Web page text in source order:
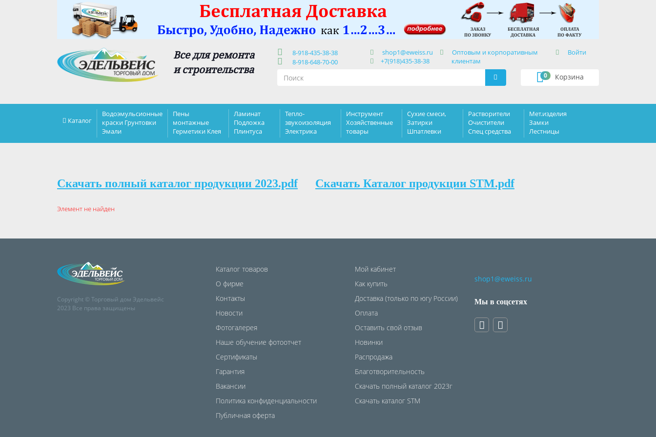
Все для ремонта
и строительства
8-918-435-38-38
8-918-648-70-00
shop1@eweiss.ru
+7(918)435-38-38
Оптовым и корпоративным
клиентам
Войти
Корзина
0
Каталог
Водоэмульсионные
краски Грунтовки
Эмали
Пены
монтажные
Герметики Клея
Ламинат
Подложка
Плинтуса
Тепло-
звукоизоляция
Электрика
Инструмент
Хозяйственные
товары
Сухие смеси,
Затирки
Шпатлевки
Растворители
Очистители
Спец средства
Мет.изделия
Замки
Лестницы
Скачать полный каталог продукции 2023.pdf Скачать Каталог продукции STM.pdf
Элемент не найден
Copyright © Торговый дом Эдельвейс
2023 Все права защищены
Каталог товаров
О фирме
Контакты
Новости
Фотогалерея
Наше обучение фотоотчет
Сертификаты
Гарантия
Вакансии
Политика конфиденциальности
Публичная оферта
Мой кабинет
Как купить
Доставка (только по югу России)
Оплата
Оставить свой отзыв
Новинки
Распродажа
Благотворительность
Скачать полный каталог 2023г
Скачать каталог STM
shop1@eweiss.ru
Мы в соцсетях